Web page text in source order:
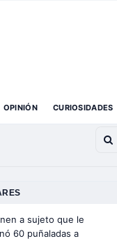
OPINIÓN CURIOSIDADES
a sujeto que le
60 puñaladas a